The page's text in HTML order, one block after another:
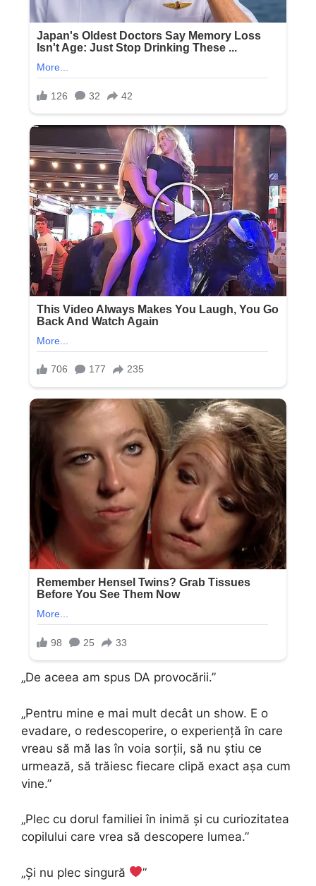
„De aceea am spus DA provocării.”
„Pentru mine e mai mult decât un show. E o
evadare, o redescoperire, o experiență în care
vreau să mă las în voia sorții, să nu știu ce
urmează, să trăiesc fiecare clipă exact așa cum
vine.”
„Plec cu dorul familiei în inimă și cu curiozitatea
copilului care vrea să descopere lumea.”
„Și nu plec singură ”